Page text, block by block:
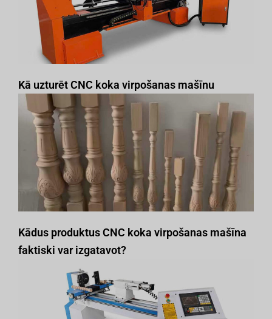
Kā uzturēt CNC koka virpošanas mašīnu
Kādus produktus CNC koka virpošanas mašīna
faktiski var izgatavot?